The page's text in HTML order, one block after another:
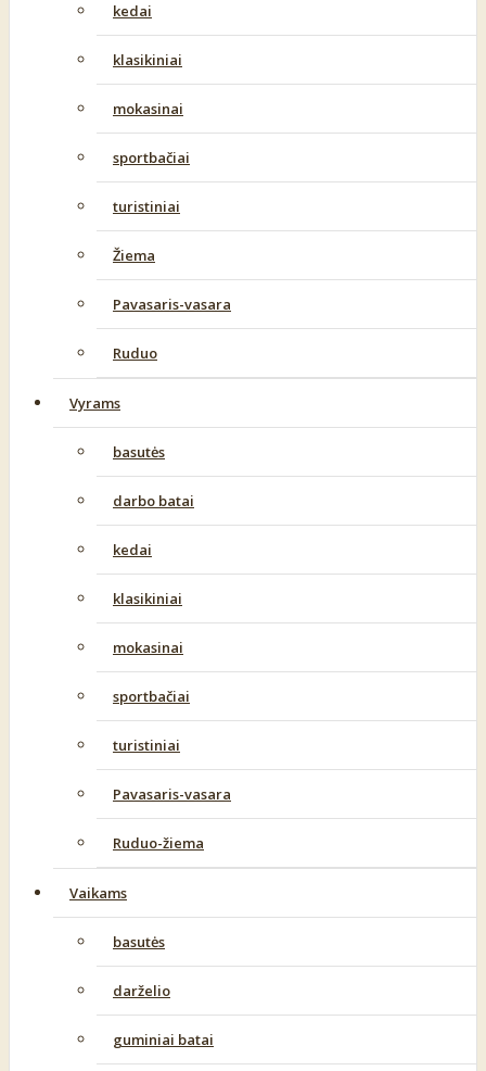
kedai
klasikiniai
mokasinai
sportbačiai
turistiniai
Žiema
Pavasaris-vasara
Ruduo
Vyrams
basutės
darbo batai
kedai
klasikiniai
mokasinai
sportbačiai
turistiniai
Pavasaris-vasara
Ruduo-žiema
Vaikams
basutės
darželio
guminiai batai